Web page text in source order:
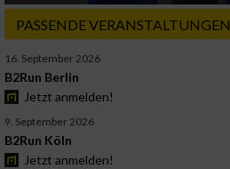
PASSENDE VERANSTALTUNGEN
16. September 2026
B2Run Berlin
Jetzt anmelden!
9. September 2026
B2Run Köln
Jetzt anmelden!